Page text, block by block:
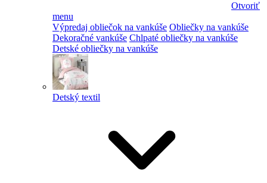
Otvoriť
menu
Výpredaj obliečok na vankúše Obliečky na vankúše
Dekoračné vankúše Chlpaté obliečky na vankúše
Detské obliečky na vankúše
Detský textil